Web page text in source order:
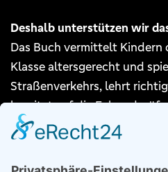
Deshalb unterstützen wir
Das Buch vermittelt
Klasse altersgerecht und
Straßenverkehrs, lehrt
bereitet auf die
Verkehrsschilder zu
verkehrssicher ist oder
Radfahren einen Schutzhelm